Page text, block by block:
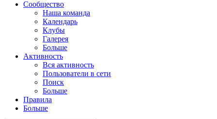
Сообщество
Наша команда
Календарь
Клубы
Галерея
Больше
Активность
Вся активность
Пользователи в сети
Поиск
Больше
Правила
Больше